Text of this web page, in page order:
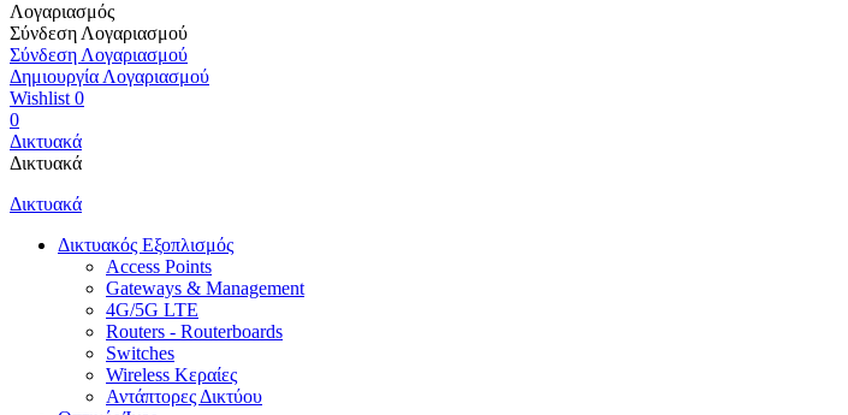
Λογαριασμός
Σύνδεση Λογαριασμού
Σύνδεση Λογαριασμού
Δημιουργία Λογαριασμού
Wishlist 0
0
Δικτυακά
Δικτυακά
Δικτυακά
Δικτυακός Εξοπλισμός
Access Points
Gateways & Management
4G/5G LTE
Routers - Routerboards
Switches
Wireless Κεραίες
Αντάπτορες Δικτύου